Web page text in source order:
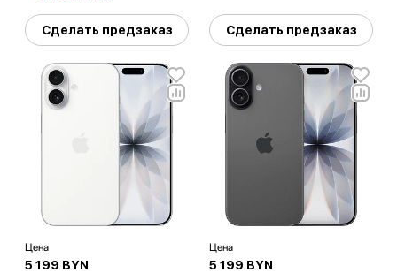
Сделать предзаказ Сделать предзаказ
Цена
5 199 BYN
Цена
5 199 BYN